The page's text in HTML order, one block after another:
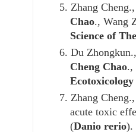
5. Zhang
Chao., Wang
Science of
6. Du
Cheng Chao.,
7. Zhang
acute toxic
(Danio rerio).